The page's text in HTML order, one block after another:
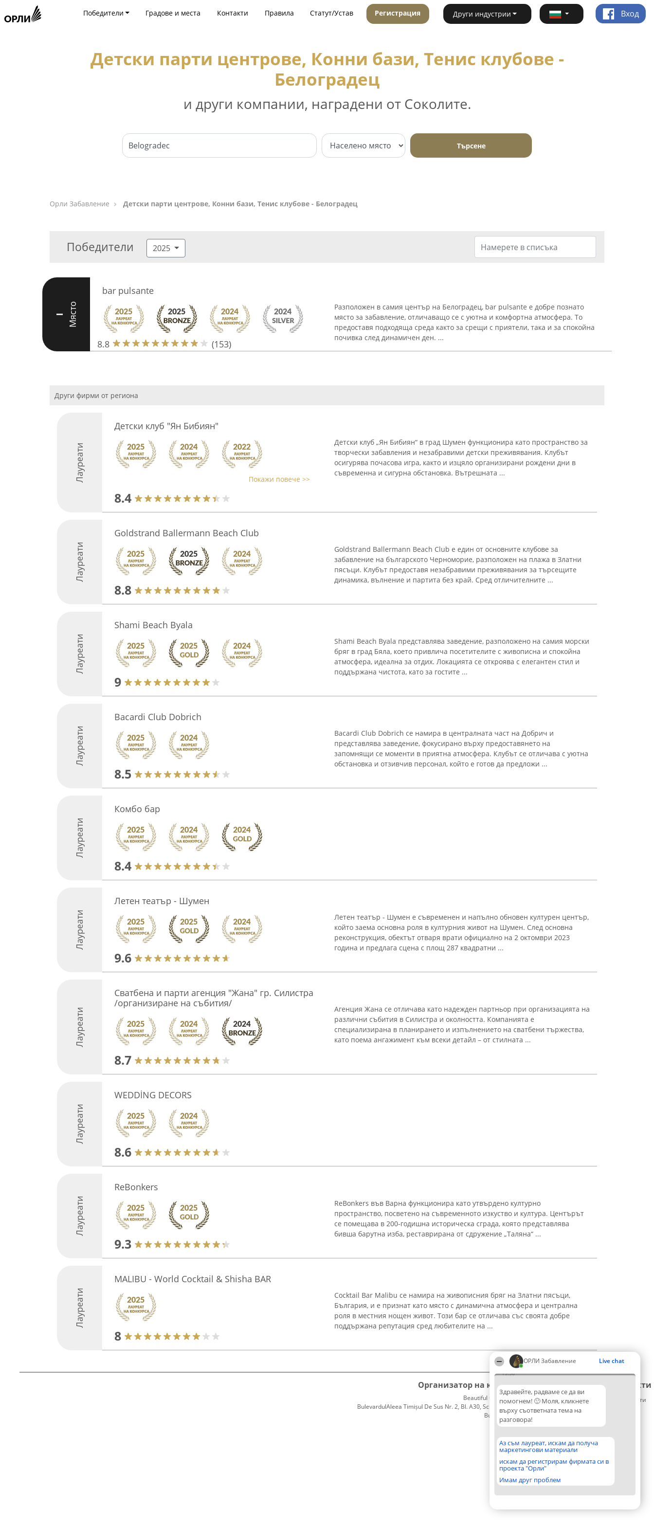
ОРЛИ Забавление Live chat
19:56
Здравейте, радваме се да ви
помогнем! 🙂 Моля, кликнете
върху съответната тема на
разговора!
Аз съм лауреат, искам да получа
маркетингови материали
искам да регистрирам фирмата си в
проекта "Орли"
Имам друг проблем
Победители Градове и места Контакти Правила Статут/Устав Регистрация Други индустрии Вход
Детски парти центрове, Конни бази, Тенис клубове -
Белоградец
и други компании, наградени от Соколите.
Търсене
Орли Забавление Детски парти центрове, Конни бази, Тенис клубове - Белоградец
Победители 2025
I Място
bar pulsante
8.8 (153)
Разположен в самия център на Белоградец, bar pulsante е добре познато
място за забавление, отличаващо се с уютна и комфортна атмосфера. То
предоставя подходяща среда както за срещи с приятели, така и за спокойна
почивка след динамичен ден. ...
Други фирми от региона
Лауреати
Детски клуб "Ян Бибиян"
Покажи повече >>
8.4
Детски клуб „Ян Бибиян“ в град Шумен функционира като пространство за
творчески забавления и незабравими детски преживявания. Клубът
осигурява почасова игра, както и изцяло организирани рождени дни в
съвременна и сигурна обстановка. Вътрешната ...
Лауреати
Goldstrand Ballermann Beach Club
8.8
Goldstrand Ballermann Beach Club е един от основните клубове за
забавление на българското Черноморие, разположен на плажа в Златни
пясъци. Клубът предоставя незабравими преживявания за търсещите
динамика, вълнение и партита без край. Сред отличителните ...
Лауреати
Shami Beach Byala
9
Shami Beach Byala представлява заведение, разположено на самия морски
бряг в град Бяла, което привлича посетителите с живописна и спокойна
атмосфера, идеална за отдих. Локацията се откроява с елегантен стил и
поддържана чистота, като за гостите ...
Лауреати
Bacardi Club Dobrich
8.5
Bacardi Club Dobrich се намира в централната част на Добрич и
представлява заведение, фокусирано върху предоставянето на
запомнящи се моменти в приятна атмосфера. Клубът се отличава с уютна
обстановка и отзивчив персонал, който е готов да предложи ...
Лауреати
Комбо бар
8.4
Лауреати
Летен театър - Шумен
9.6
Летен театър - Шумен е съвременен и напълно обновен културен център,
който заема основна роля в културния живот на Шумен. След основна
реконструкция, обектът отваря врати официално на 2 октомври 2023
година и предлага сцена с площ 287 квадратни ...
Лауреати
Сватбена и парти агенция "Жана" гр. Силистра
/организиране на събития/
8.7
Агенция Жана се отличава като надежден партньор при организацията на
различни събития в Силистра и околността. Компанията е
специализирана в планирането и изпълнението на сватбени тържества,
като поема ангажимент към всеки детайл – от стилната ...
Лауреати
WEDDİNG DECORS
8.6
Лауреати
ReBonkers
9.3
ReBonkers във Варна функционира като утвърдено културно
пространство, посветено на съвременното изкуство и култура. Центърът
се помещава в 200-годишна историческа сграда, която представлява
бивша барутна изба, реставрирана от сдружение „Таляна“ ...
Лауреати
MALIBU - World Cocktail & Shisha BAR
8
Cocktail Bar Malibu се намира на живописния бряг на Златни пясъци,
България, и е признат като място с динамична атмосфера и централна
роля в местния нощен живот. Този бар се отличава със своята добре
поддържана репутация сред любителите на ...
Организатор на класиране
Beautiful Company S.R.L.
BulevardulAleea Timișul De Sus Nr. 2, Bl. A30, Sc. A, Et. 4, Ap. 13
București 53-238
CUI 36737675
Класация
Победители
Списък
на
Правила
Статут/
Устав
Политика
поверителност
Контакти
Контакти